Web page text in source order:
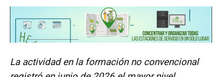
La actividad en la formación no convencional